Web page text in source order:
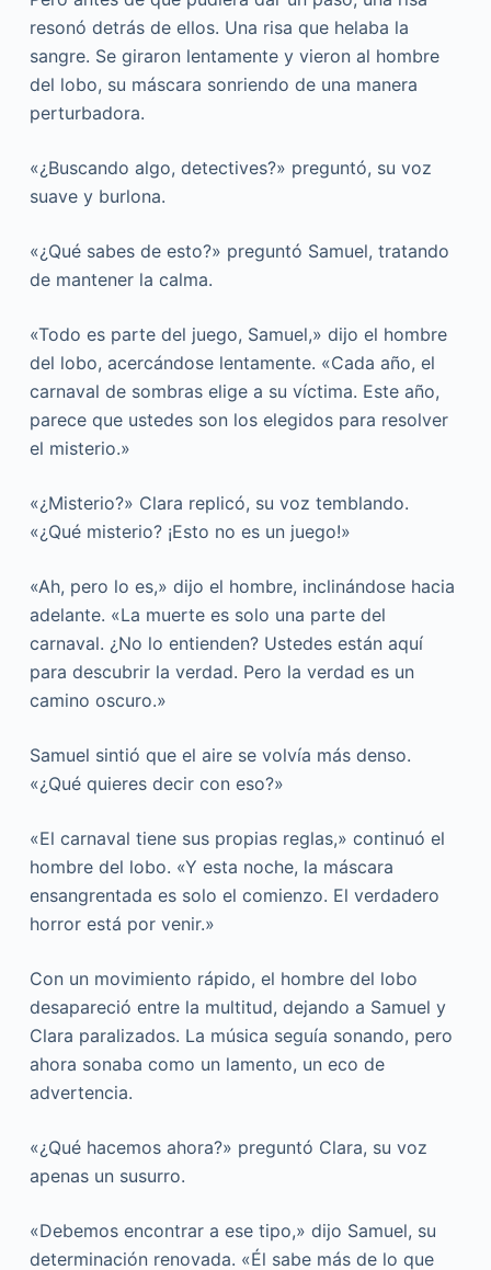
resonó detrás de ellos. Una risa que helaba la
sangre. Se giraron lentamente y vieron al hombre
del lobo, su máscara sonriendo de una manera
perturbadora.
«¿Buscando algo, detectives?» preguntó, su voz
suave y burlona.
«¿Qué sabes de esto?» preguntó Samuel, tratando
de mantener la calma.
«Todo es parte del juego, Samuel,» dijo el hombre
del lobo, acercándose lentamente. «Cada año, el
carnaval de sombras elige a su víctima. Este año,
parece que ustedes son los elegidos para resolver
el misterio.»
«¿Misterio?» Clara replicó, su voz temblando.
«¿Qué misterio? ¡Esto no es un juego!»
«Ah, pero lo es,» dijo el hombre, inclinándose hacia
adelante. «La muerte es solo una parte del
carnaval. ¿No lo entienden? Ustedes están aquí
para descubrir la verdad. Pero la verdad es un
camino oscuro.»
Samuel sintió que el aire se volvía más denso.
«¿Qué quieres decir con eso?»
«El carnaval tiene sus propias reglas,» continuó el
hombre del lobo. «Y esta noche, la máscara
ensangrentada es solo el comienzo. El verdadero
horror está por venir.»
Con un movimiento rápido, el hombre del lobo
desapareció entre la multitud, dejando a Samuel y
Clara paralizados. La música seguía sonando, pero
ahora sonaba como un lamento, un eco de
advertencia.
«¿Qué hacemos ahora?» preguntó Clara, su voz
apenas un susurro.
«Debemos encontrar a ese tipo,» dijo Samuel, su
determinación renovada. «Él sabe más de lo que